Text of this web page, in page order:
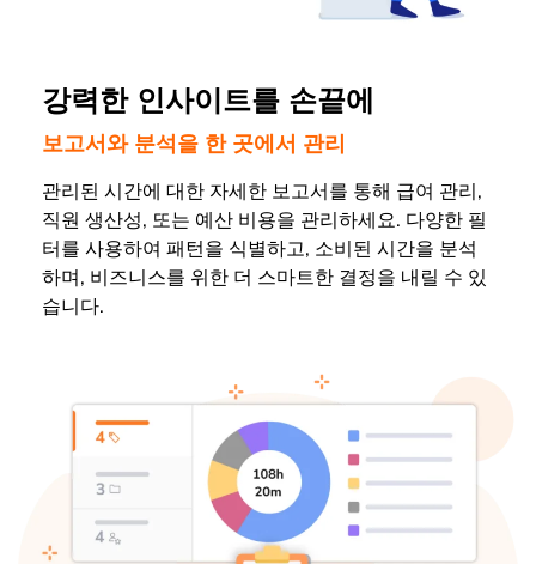
강력한 인사이트를 손끝에
보고서와 분석을 한 곳에서 관리
관리된 시간에 대한 자세한 보고서를 통해 급여 관리,
직원 생산성, 또는 예산 비용을 관리하세요. 다양한 필
터를 사용하여 패턴을 식별하고, 소비된 시간을 분석
하며, 비즈니스를 위한 더 스마트한 결정을 내릴 수 있
습니다.